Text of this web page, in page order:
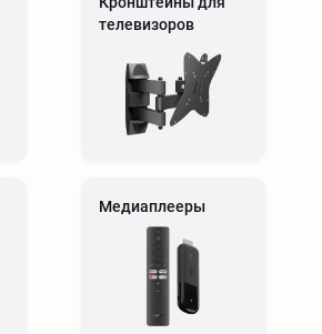
телевизоров
Медиаплееры